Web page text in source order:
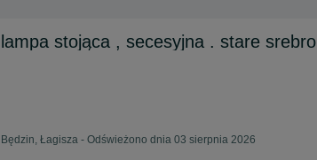
lampa stojąca , secesyjna . stare srebro
Będzin, Łagisza - Odświeżono dnia 03 sierpnia 2026